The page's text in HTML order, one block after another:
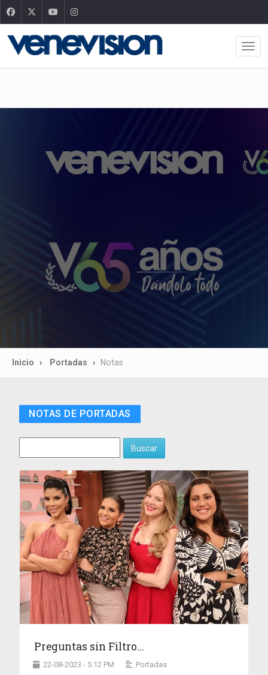
Inicio Portadas Notas
NOTAS DE PORTADAS
Buscar
Preguntas sin Filtro...
22-08-2023 - 5:12 PM Portadas